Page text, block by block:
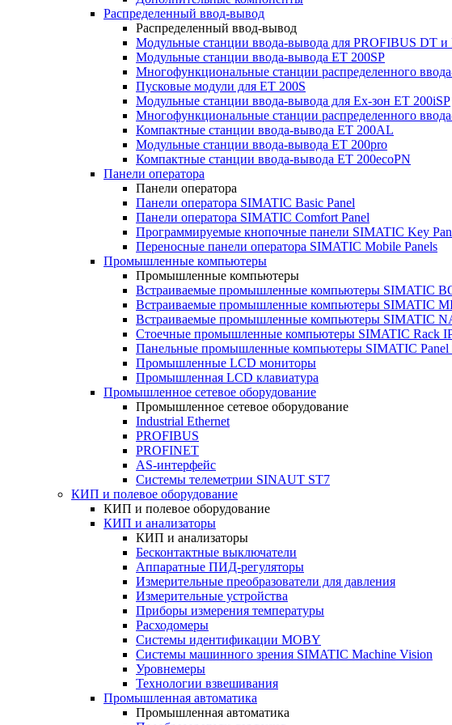
Распределенный ввод-вывод
Распределенный ввод-вывод
Модульные станции ввода-вывода для PROFIBUS DT
Модульные станции ввода-вывода ET 200SP
Многофункциональные станции распределенного
Пусковые модули для ET 200S
Модульные станции ввода-вывода для Ex-зон ET 200iSP
Многофункциональные станции распределенного
Компактные станции ввода-вывода ET 200AL
Модульные станции ввода-вывода ET 200pro
Компактные станции ввода-вывода ET 200ecoPN
Панели оператора
Панели оператора
Панели оператора SIMATIC Basic Panel
Панели оператора SIMATIC Comfort Panel
Программируемые кнопочные панели SIMATIC Key
Переносные панели оператора SIMATIC Mobile Panels
Промышленные компьютеры
Промышленные компьютеры
Встраиваемые промышленные компьютеры SIMATIC
Встраиваемые промышленные компьютеры SIMATIC
Встраиваемые промышленные компьютеры SIMATIC
Стоечные промышленные компьютеры SIMATIC Rack
Панельные промышленные компьютеры SIMATIC Panel
Промышленные LCD мониторы
Промышленная LCD клавиатура
Промышленное сетевое оборудование
Промышленное сетевое оборудование
Industrial Ethernet
PROFIBUS
PROFINET
AS-интерфейс
Системы телеметрии SINAUT ST7
КИП и полевое оборудование
КИП и полевое оборудование
КИП и анализаторы
КИП и анализаторы
Бесконтактные выключатели
Аппаратные ПИД-регуляторы
Измерительные преобразователи для давления
Измерительные устройства
Приборы измерения температуры
Расходомеры
Системы идентификации MOBY
Системы машинного зрения SIMATIC Machine Vision
Уровнемеры
Технологии взвешивания
Промышленная автоматика
Промышленная автоматика